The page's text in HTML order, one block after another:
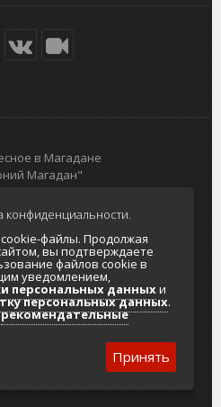
в Магадане
Магадан"
доска объявлений
туристический портал
в отношении обработки
данных
на обработку персональных
конфиденциальности.
файлы. Продолжая
вы подтверждаете
файлов cookie в
уведомлением,
персональных данныхи
персональных данных.
рекомендательные
Принять